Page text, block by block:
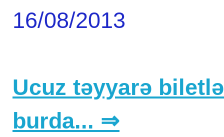
16/08/2013
Ucuz təyyarə
burda... ⇒